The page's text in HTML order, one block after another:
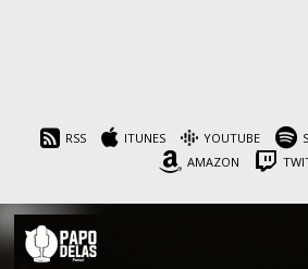
RSS ITUNES YOUTUBE
AMAZON